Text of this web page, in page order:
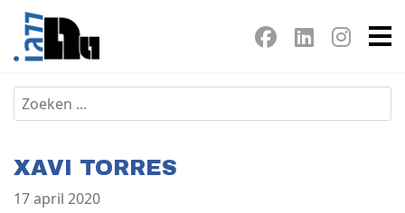
XAVI TORRES
17 april 2020